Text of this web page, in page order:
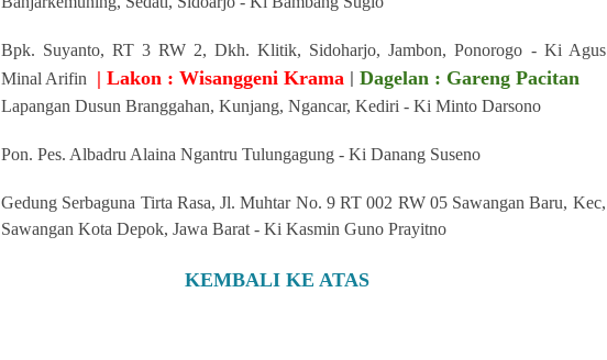
Bpk. Suyanto, RT 3 RW 2, Dkh. Klitik, Sidoharjo, Jambon, Ponorogo - Ki Agus
Minal Arifin
| Lakon : Wisanggeni Krama Dagelan : Gareng Pacitan
Lapangan Dusun Branggahan, Kunjang, Ngancar, Kediri - Ki Minto Darsono
Pon. Pes. Albadru Alaina Ngantru Tulungagung - Ki Danang Suseno
Gedung Serbaguna Tirta Rasa, Jl. Muhtar No. 9 RT 002 RW 05 Sawangan Baru, Kec,
Sawangan Kota Depok, Jawa Barat - Ki Kasmin Guno Prayitno
KEMBALI KE ATAS